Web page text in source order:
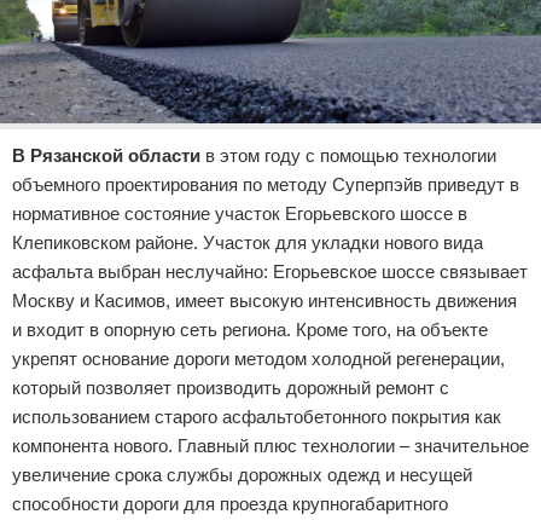
В Рязанской области в этом году с помощью технологии
объемного проектирования по методу Суперпэйв приведут в
нормативное состояние участок Егорьевского шоссе в
Клепиковском районе. Участок для укладки нового вида
асфальта выбран неслучайно: Егорьевское шоссе связывает
Москву и Касимов, имеет высокую интенсивность движения
и входит в опорную сеть региона. Кроме того, на объекте
укрепят основание дороги методом холодной регенерации,
который позволяет производить дорожный ремонт с
использованием старого асфальтобетонного покрытия как
компонента нового. Главный плюс технологии – значительное
увеличение срока службы дорожных одежд и несущей
способности дороги для проезда крупногабаритного